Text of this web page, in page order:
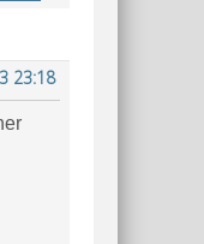
23:18